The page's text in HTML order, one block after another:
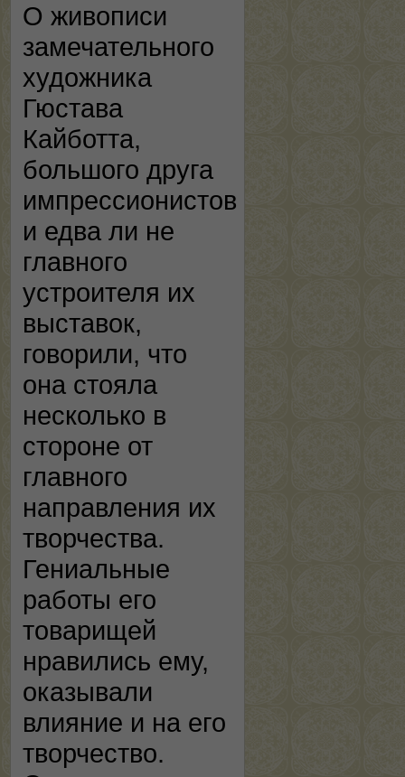
О живописи
замечательного
художника
Гюстава
Кайботта,
большого друга
импрессионистов
и едва ли не
главного
устроителя их
выставок,
говорили, что
она стояла
несколько в
стороне от
главного
направления их
творчества.
Гениальные
работы его
товарищей
нравились ему,
оказывали
влияние и на его
творчество.